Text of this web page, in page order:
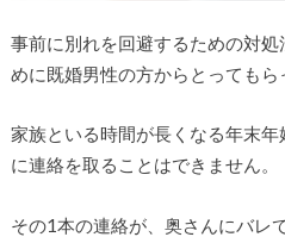
事前に別れを回避するための対
めに既婚男性の方からとってもら
家族といる時間が長くなる年末
に連絡を取ることはできません。
その1本の連絡が、奥さんにバレ